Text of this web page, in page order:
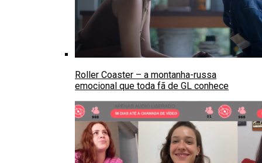
Roller Coaster – a montanha-russa
emocional que toda fã de GL conhece